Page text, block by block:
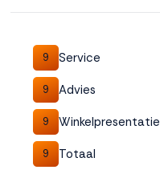
9 Service
9 Advies
9 Winkelpresentatie
9 Totaal